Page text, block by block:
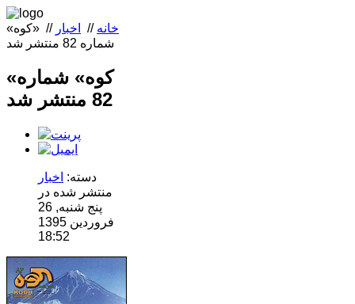
خانه // اخبار // «کوه»
شماره 82 منتشر شد
«کوه» شماره
82 منتشر شد
دسته: اخبار
منتشر شده در
پنج شنبه, 26
فروردين 1395
18:52